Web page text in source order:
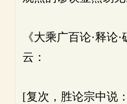
《大乘广百论·释论·
云：
[复次，胜论宗中说